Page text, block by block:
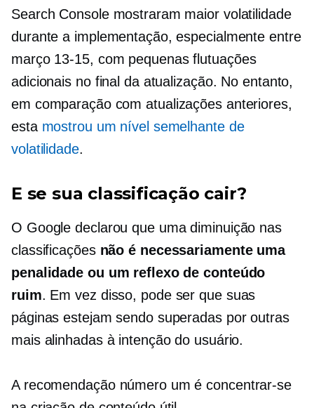
Search Console mostraram maior volatilidade
durante a implementação, especialmente entre
março 13-15, com pequenas flutuações
adicionais no final da atualização. No entanto,
em comparação com atualizações anteriores,
esta mostrou um nível semelhante de
volatilidade.
E se sua classificação cair?
O Google declarou que uma diminuição nas
classificações não é necessariamente uma
penalidade ou um reflexo de conteúdo
ruim. Em vez disso, pode ser que suas
páginas estejam sendo superadas por outras
mais alinhadas à intenção do usuário.
A recomendação número um é concentrar-se